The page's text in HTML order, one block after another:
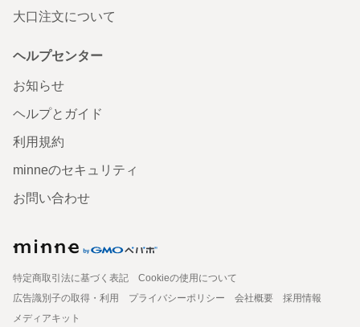
大口注文について
ヘルプセンター
お知らせ
ヘルプとガイド
利用規約
minneのセキュリティ
お問い合わせ
特定商取引法に基づく表記
Cookieの使用について
広告識別子の取得・利用
プライバシーポリシー 会社概要
採用情報
メディアキット